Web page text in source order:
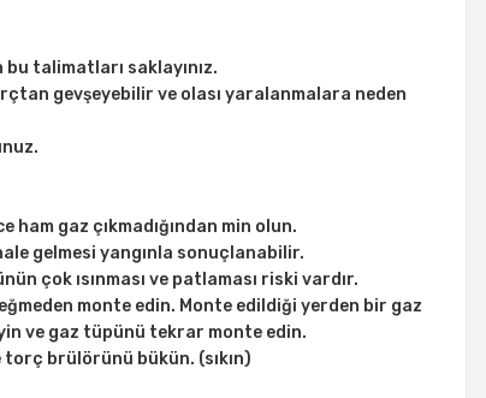
talimatları saklayınız.
gevşeyebilir ve olası yaralanmalara neden
gaz çıkmadığından min olun.
gelmesi yangınla sonuçlanabilir.
çok ısınması ve patlaması riski vardır.
monte edin. Monte edildiği yerden bir gaz
ve gaz tüpünü tekrar monte edin.
torç brülörünü bükün. (sıkın)